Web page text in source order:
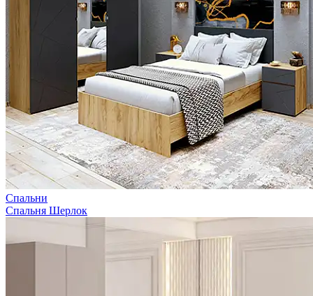
Спальни
Спальня Шерлок